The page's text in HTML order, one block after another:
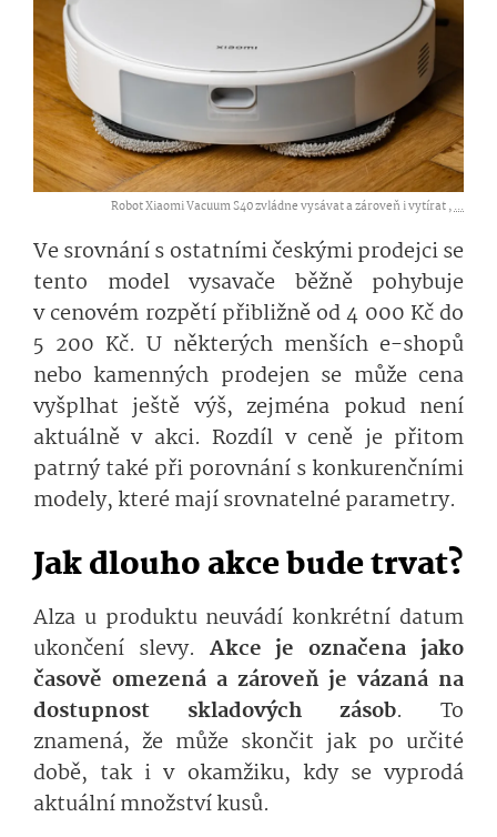
Robot Xiaomi Vacuum S40 zvládne vysávat a zároveň i vytírat ,...
Ve srovnání s ostatními českými prodejci se
tento model vysavače běžně pohybuje
v cenovém rozpětí přibližně od 4 000 Kč do
5 200 Kč. U některých menších e-shopů
nebo kamenných prodejen se může cena
vyšplhat ještě výš, zejména pokud není
aktuálně v akci. Rozdíl v ceně je přitom
patrný také při porovnání s konkurenčními
modely, které mají srovnatelné parametry.
Jak dlouho akce bude trvat?
Alza u produktu neuvádí konkrétní datum
ukončení slevy. Akce je označena jako
časově omezená a zároveň je vázaná na
dostupnost skladových zásob. To
znamená, že může skončit jak po určité
době, tak i v okamžiku, kdy se vyprodá
aktuální množství kusů.